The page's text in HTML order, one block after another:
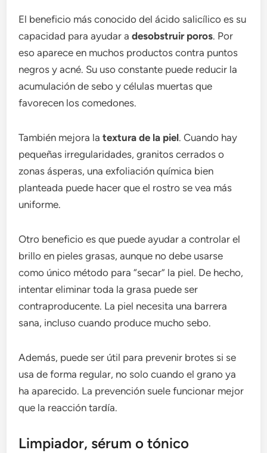
El beneficio más conocido del ácido salicílico es su
capacidad para ayudar adesobstruir poros. Por
eso aparece en muchos productos contra puntos
negros y acné. Su uso constante puede reducir la
acumulación de sebo y células muertas que
favorecen los comedones.
También mejora latextura de la piel. Cuando hay
pequeñas irregularidades, granitos cerrados o
zonas ásperas, una exfoliación química bien
planteada puede hacer que el rostro se vea más
uniforme.
Otro beneficio es que puede ayudar a controlar el
brillo en pieles grasas, aunque no debe usarse
como único método para “secar” la piel. De hecho,
intentar eliminar toda la grasa puede ser
contraproducente. La piel necesita una barrera
sana, incluso cuando produce mucho sebo.
Además, puede ser útil para prevenir brotes si se
usa de forma regular, no solo cuando el grano ya
ha aparecido. La prevención suele funcionar mejor
que la reacción tardía.
Limpiador, sérum o tónico